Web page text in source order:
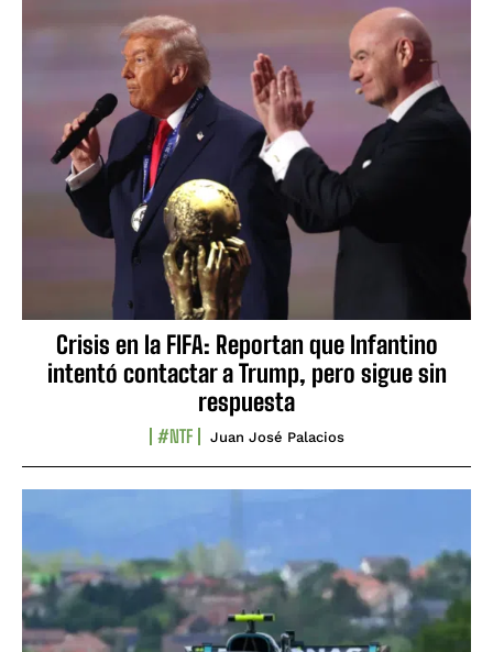
Crisis en la FIFA: Reportan que Infantino
intentó contactar a Trump, pero sigue sin
respuesta
#NTF Juan José Palacios